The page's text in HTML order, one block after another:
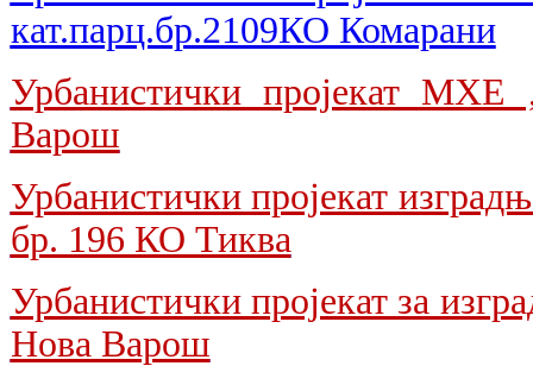
кат.парц.бр.2109КО Комарани
Урбанистички пројекат
Варош
Урбанистички пројекат
бр. 196 КО Тиква
Урбанистички пројекат за
Нова Варош